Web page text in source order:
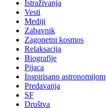
Istraživanja
Vesti
Mediji
Zabavnik
Zagonetni kosmos
Relaksacija
Biografije
Pijaca
Inspirisano astronomijom
Predavanja
SF
Društva